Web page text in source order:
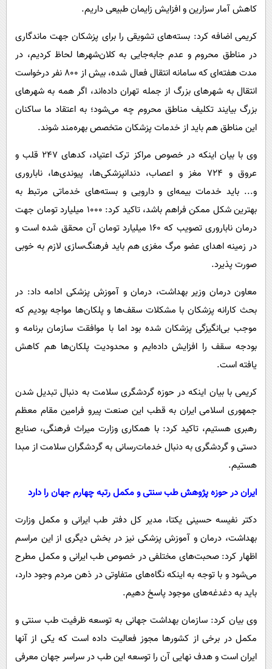
کاهش آمار سزارین و افزایش زایمان طبیعی داریم.
کریمی اضافه کرد: بسته‌های تشویقی را برای پزشکان جهت ماندگاری
در مناطق محروم و عدم جابه‌جایی به کلان‌شهرها لحاظ کردیم، در
مدت هفته‌ای که سامانه انتقال فعال شده، بیش از ۸۰۰ نفر درخواست
انتقال به شهرهای بزرگ از جمله تهران داده‌اند، اگر همه به شهرهای
بزرگ بیایند تکلیف مناطق محروم چه می‌شود؛ به اعتقاد ما ساکنان
این مناطق هم باید از خدمات پزشکان متخصص بهره‌مند شوند.
وی با بیان اینکه در خصوص مراکز ترک اعتیاد، کدهای ۲۴۷ قلب و
عروق و ۷۲۴ مغز و اعصاب، دندانپزشکی‌ها، پیوندی‌ها، ناباروری
و... باید خدمات بیمه‌ای و دارویی و بسته‌های خدماتی مرتبط به
بهترین شکل ممکن فراهم باشد، تاکید کرد: ۱۰۰۰ میلیارد تومان جهت
درمان ناباروری تصویب که ۱۶۰ میلیارد تومان آن محقق شده است و
در زمینه اهدای عضو مرگ مغزی هم باید فرهنگ‌سازی لازم به‌ خوبی
صورت پذیرد.
معاون درمان وزیر بهداشت، درمان و آموزش پزشکی ادامه داد: در
بحث کارانه پزشکان با مشکلات سقف‌ها و پلکان‌ها مواجه بودیم که
موجب بی‌انگیزگی پزشکان شده بود اما با موافقت سازمان برنامه و
بودجه سقف را افزایش داده‌ایم و محدودیت پلکان‌ها هم کاهش
یافته است.
کریمی با بیان اینکه در حوزه گردشگری سلامت به دنبال تبدیل شدن
جمهوری اسلامی ایران به قطب این صنعت پیرو فرامین مقام معظم
رهبری هستیم، تاکید کرد: با همکاری وزارت میراث فرهنگی، صنایع
دستی و گردشگری به دنبال خدمات‌رسانی به گردشگران سلامت از مبدا
هستیم.
ایران در حوزه پژوهش طب سنتی و مکمل رتبه چهارم جهان را دارد
دکتر نفیسه حسینی‌ یکتا، مدیر کل دفتر طب ایرانی و مکمل وزارت
بهداشت، درمان و آموزش پزشکی نیز در بخش دیگری از این مراسم
اظهار کرد: صحبت‌های مختلفی در خصوص طب ایرانی و مکمل مطرح
می‌شود و با توجه به اینکه نگاه‌های متفاوتی در ذهن مردم وجود دارد،
باید به دغدغه‌های موجود پاسخ دهیم.
وی بیان کرد: سازمان بهداشت جهانی به توسعه ظرفیت طب سنتی و
مکمل در برخی از کشورها مجوز فعالیت داده است که یکی از آنها
ایران است و هدف نهایی آن را توسعه این طب در سراسر جهان معرفی